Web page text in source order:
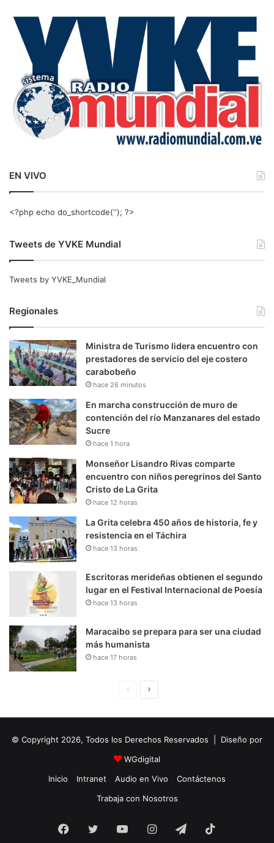
a
EN VIVO
<?php echo do_shortcode(‘‘); ?>
Tweets de YVKE Mundial
Tweets by YVKE_Mundial
Regionales
Ministra de Turismo lidera encuentro con
prestadores de servicio del eje costero
carabobeño
hace 26 minutos
En marcha construcción de muro de
contención del río Manzanares del estado
Sucre
hace 1 hora
Monseñor Lisandro Rivas comparte
encuentro con niños peregrinos del Santo
Cristo de La Grita
hace 12 horas
La Grita celebra 450 años de historia, fe y
resistencia en el Táchira
hace 13 horas
Escritoras merideñas obtienen el segundo
lugar en el Festival Internacional de Poesía
hace 13 horas
Maracaibo se prepara para ser una ciudad
más humanista
hace 17 horas
i
n
a
u
i
e
e
© Copyright 2026, Todos los Derechos Reservados | Diseño por
WGdigital
Inicio
Intranet Audio en Vivo
Contáctenos
Trabaja con Nosotros
Facebook
Twitter YouTubeInstagramTelegram